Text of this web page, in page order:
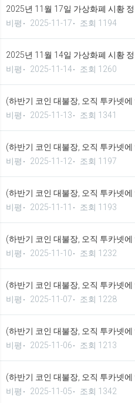
2025년 11월 17일 가상화폐 시황
비평
2025-11-17 조회 1194
2025년 11월 14일 가상화폐 시황
비평
2025-11-14 조회 1260
비평
2025-11-13 조회 1341
비평
2025-11-12 조회 1197
비평
2025-11-11 조회 1193
비평
2025-11-10 조회 1232
비평
2025-11-07 조회 1228
비평
2025-11-06 조회 1213
비평
2025-11-05 조회 1342